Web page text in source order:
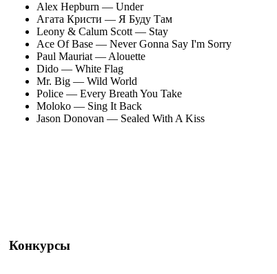
Alex Hepburn — Under
Агата Кристи — Я Буду Там
Leony & Calum Scott— Stay
Ace Of Base — Never Gonna Say I'm Sorry
Paul Mauriat— Alouette
Dido — White Flag
Mr. Big — Wild World
Police — Every Breath You Take
Moloko — Sing It Back
Jason Donovan — Sealed With A Kiss
Конкурсы